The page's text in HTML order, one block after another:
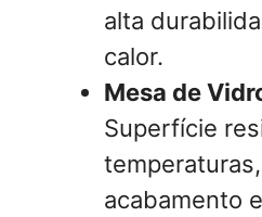
alta
calor.
Mesa de
Superfície
acabamento